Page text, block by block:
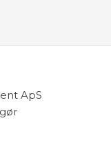
ApS